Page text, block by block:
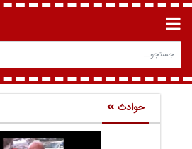
حوادث